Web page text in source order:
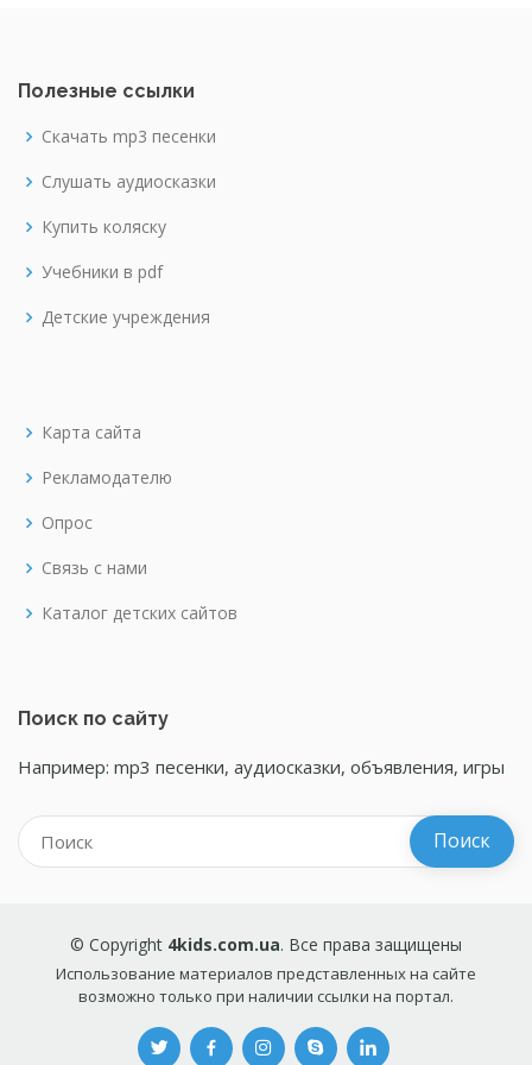
Полезные ссылки
Скачать mp3 песенки
Слушать аудиосказки
Купить коляску
Учебники в pdf
Детские учреждения
Карта сайта
Рекламодателю
Опрос
Связь с нами
Каталог детских сайтов
Поиск по сайту
Например: mp3 песенки, аудиосказки, объявления, игры
© Copyright 4kids.com.ua. Все права защищены
Использование материалов представленных на сайте
возможно только при наличии ссылки на портал.